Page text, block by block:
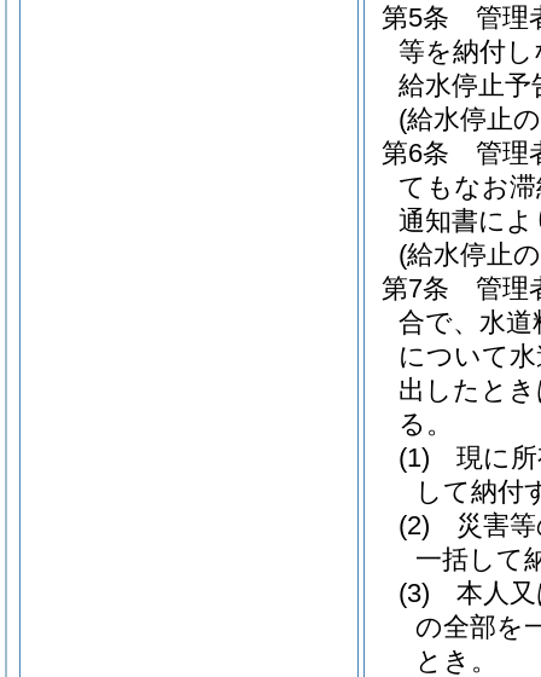
第5条
管理
等を納付
給水停止
(給水停止
第6条
管理
てもなお
通知書に
(給水停止
第7条
管理
合で、水
について
出したと
る。
(1)
現に
して納付
(2)
災害
一括して
(3)
本人
の全部を
とき。